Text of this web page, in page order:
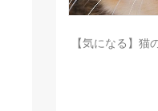
【気になる】猫